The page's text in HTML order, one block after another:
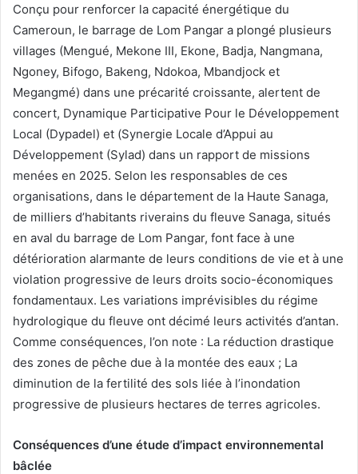
Conçu pour renforcer la capacité énergétique du
Cameroun, le barrage de Lom Pangar a plongé plusieurs
villages (Mengué, Mekone III, Ekone, Badja, Nangmana,
Ngoney, Bifogo, Bakeng, Ndokoa, Mbandjock et
Megangmé) dans une précarité croissante, alertent de
concert, Dynamique Participative Pour le Développement
Local (Dypadel) et (Synergie Locale d’Appui au
Développement (Sylad) dans un rapport de missions
menées en 2025. Selon les responsables de ces
organisations, dans le département de la Haute Sanaga,
de milliers d’habitants riverains du fleuve Sanaga, situés
en aval du barrage de Lom Pangar, font face à une
détérioration alarmante de leurs conditions de vie et à une
violation progressive de leurs droits socio-économiques
fondamentaux. Les variations imprévisibles du régime
hydrologique du fleuve ont décimé leurs activités d’antan.
Comme conséquences, l’on note : La réduction drastique
des zones de pêche due à la montée des eaux ; La
diminution de la fertilité des sols liée à l’inondation
progressive de plusieurs hectares de terres agricoles.
Conséquences d’une étude d’impact environnemental
bâclée